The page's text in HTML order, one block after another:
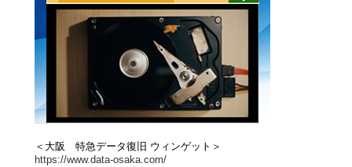
＜大阪 特急データ復旧 ウィンゲット＞
https://www.data-osaka.com/